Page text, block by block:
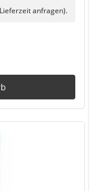
anfragen).